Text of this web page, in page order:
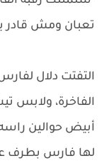
تعبان ومش قادر
التفتت دلال
الفاخرة،
أبيض حوالين
لها فارس بطرف